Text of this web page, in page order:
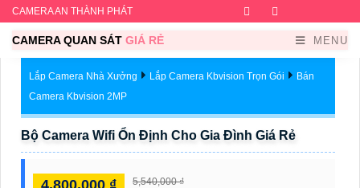
CAMERA AN THÀNH PHÁT Facebook
CAMERA QUAN SÁT GIÁ RẺ MENU
Lắp Camera Nhà Xưởng Lắp Camera Kbvision Trọn Gói
Bán
Camera Kbvision 2MP
Bộ Camera Wifi Ổn Định Cho Gia Đình Giá Rẻ
4,800,000 ₫ 5,540,000 ₫